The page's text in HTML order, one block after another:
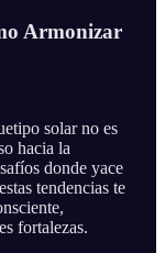
Armonizar
solar no es
hacia la
donde yace
tendencias te
fortalezas.